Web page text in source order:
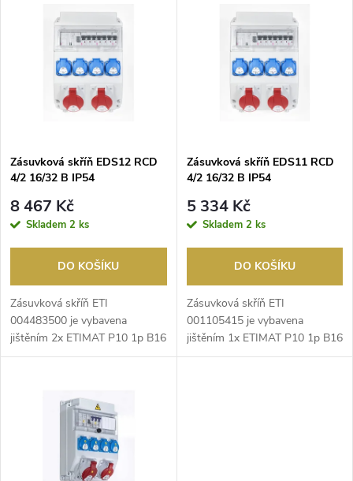
p
r
o
d
u
Nejprodávanější
Abecedně
s
p
r
d
u
Zásuvková skříň EDS12 RCD
4/2 16/32 B IP54
8 467 Kč
Skladem 2 ks
DO KOŠÍKU
Zásuvková skříň ETI
004483500 je vybavena
jištěním 2x ETIMAT P10 1p B16
10kA, 1x ETIMAT P10 3p B16
Zásuvková skříň EDS11 RCD
4/2 16/32 B IP54
5 334 Kč
Skladem 2 ks
DO KOŠÍKU
Zásuvková skříň ETI
001105415 je vybavena
jištěním 1x ETIMAT P10 1p B16
10kA, 1x ETIMAT P10 3p B16